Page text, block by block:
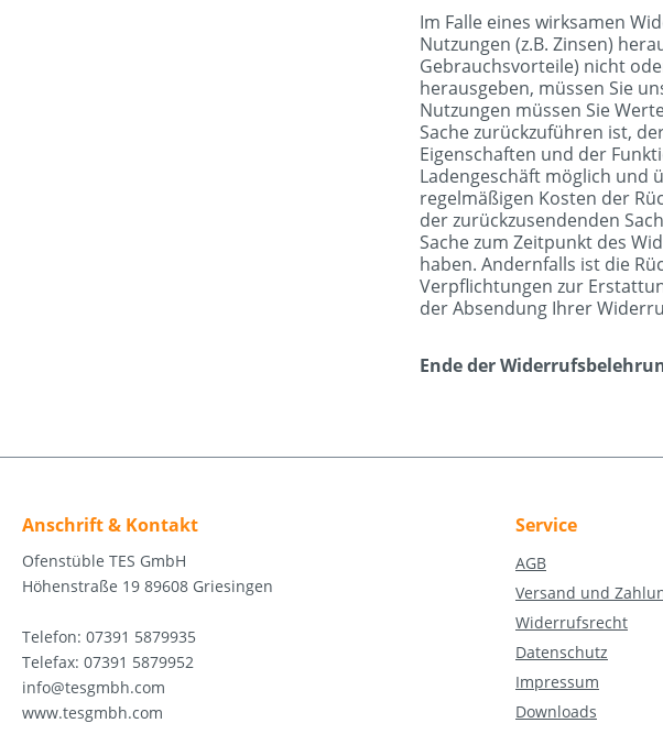
Im Falle eines wirksamen
Nutzungen (z.B. Zinsen)
Gebrauchsvorteile) nicht
herausgeben, müssen Sie
Nutzungen müssen Sie
Sache zurückzuführen ist,
Eigenschaften und der
Ladengeschäft möglich und
regelmäßigen Kosten der
der zurückzusendenden
Sache zum Zeitpunkt des
haben. Andernfalls ist die
Verpflichtungen zur
der Absendung Ihrer
Ende der
Anschrift & Kontakt
Ofenstüble TES GmbH
Höhenstraße 19 89608 Griesingen
Telefon: 07391 5879935
Telefax: 07391 5879952
info@tesgmbh.com
www.tesgmbh.com
Service
AGB
Versand und
Widerrufsrecht
Datenschutz
Impressum
Downloads